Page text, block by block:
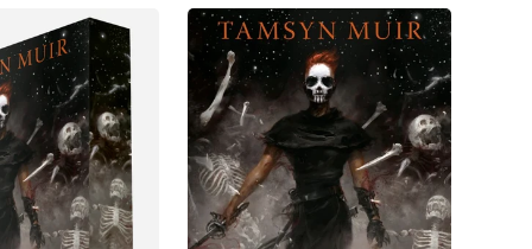
pt-
PT.products.product.price.regular_price